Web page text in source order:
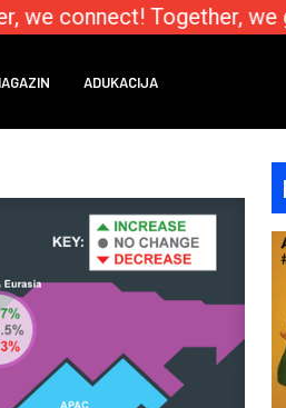
connect! Together,
ADUKACIJA